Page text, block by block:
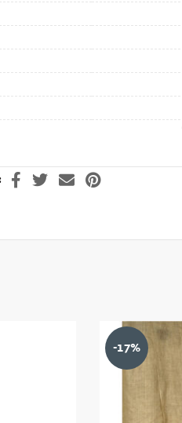
-17%